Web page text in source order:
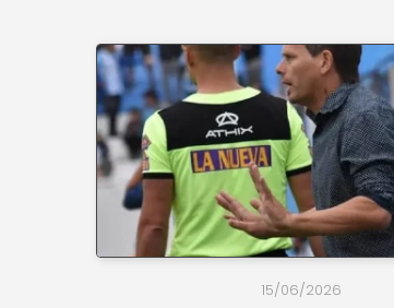
15/06/2026